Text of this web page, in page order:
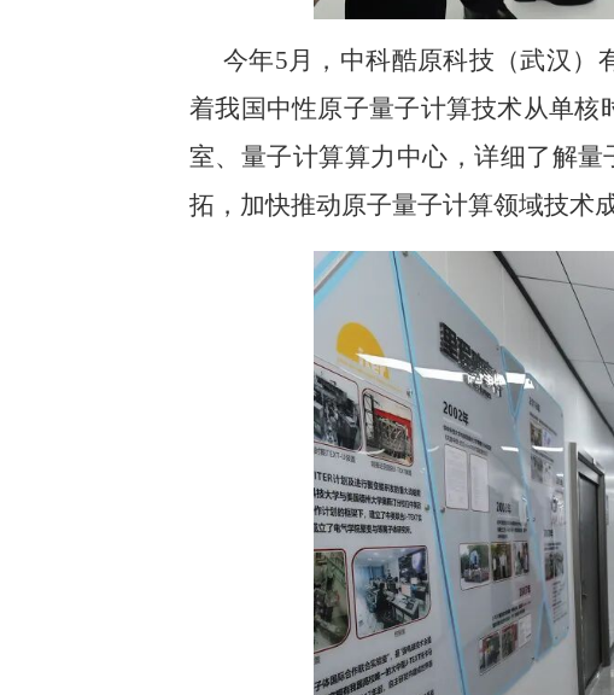
今年5月，中科酷原科技（武汉
着我国中性原子量子计算技术从单核
室、量子计算算力中心，详细了解
拓，加快推动原子量子计算领域技术